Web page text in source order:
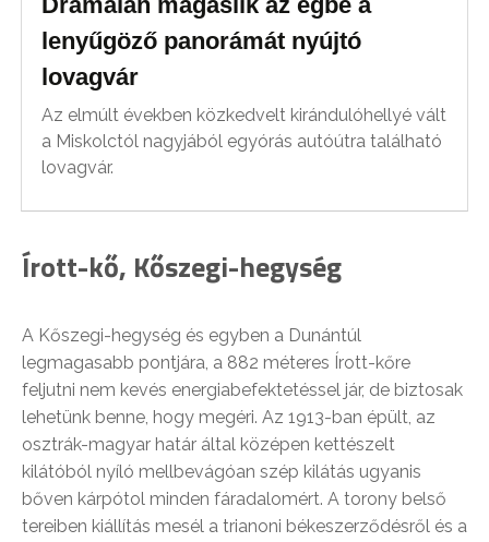
lenyűgöző panorámát nyújtó
lovagvár
Az elmúlt években közkedvelt kirándulóhellyé vált
a Miskolctól nagyjából egyórás autóútra található
lovagvár.
Írott-kő, Kőszegi-hegység
A Kőszegi-hegység és egyben a Dunántúl
legmagasabb pontjára, a 882 méteres Írott-kőre
feljutni nem kevés energiabefektetéssel jár, de biztosak
lehetünk benne, hogy megéri. Az 1913-ban épült, az
osztrák-magyar határ által középen kettészelt
kilátóból nyíló mellbevágóan szép kilátás ugyanis
bőven kárpótol minden fáradalomért. A torony belső
tereiben kiállítás mesél a trianoni békeszerződésről és a